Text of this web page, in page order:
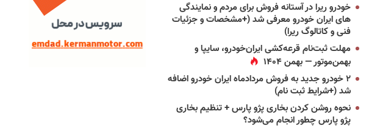
خودرو ریرا در آستانه فروش برای مردم و نمایندگی
های ایران خودرو معرفی شد (+مشخصات و جزئیات
فنی و کاتالوگ ریرا)
مهلت ثبت‌نام قرعه‌کشی ایران‌خودرو، سایپا و
بهمن‌موتور — بهمن ۱۴۰۴
۲ خودرو جدید به فروش مردادماه ایران خودرو اضافه
شد (+شرایط ثبت نام)
نحوه روشن کردن بخاری پژو پارس + تنظیم بخاری
پژو پارس چطور انجام می‌شود؟